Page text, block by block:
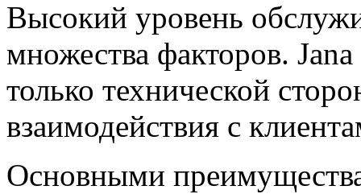
Высокий уровень
множества факторов.
только технической
взаимодействия с
Основными